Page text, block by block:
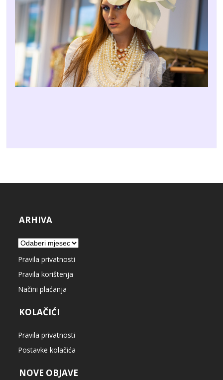
ARHIVA
Arhiva
Pravila privatnosti
Pravila korištenja
Načini plaćanja
KOLAČIĆI
Pravila privatnosti
Postavke kolačića
NOVE OBJAVE